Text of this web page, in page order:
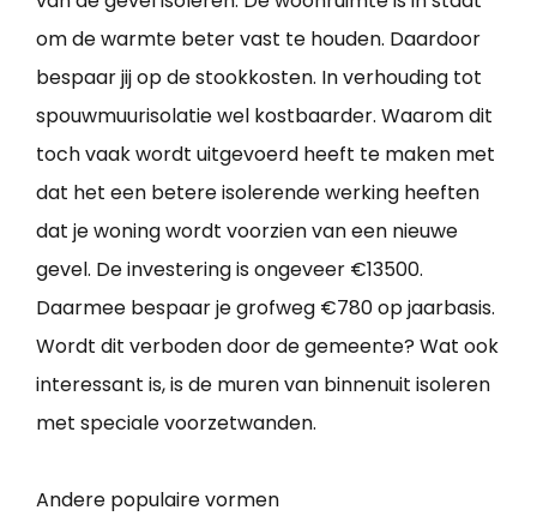
om de warmte beter vast te houden. Daardoor
bespaar jij op de stookkosten. In verhouding tot
spouwmuurisolatie wel kostbaarder. Waarom dit
toch vaak wordt uitgevoerd heeft te maken met
dat het een betere isolerende werking heeften
dat je woning wordt voorzien van een nieuwe
gevel. De investering is ongeveer €13500.
Daarmee bespaar je grofweg €780 op jaarbasis.
Wordt dit verboden door de gemeente? Wat ook
interessant is, is de muren van binnenuit isoleren
met speciale voorzetwanden.
Andere populaire vormen